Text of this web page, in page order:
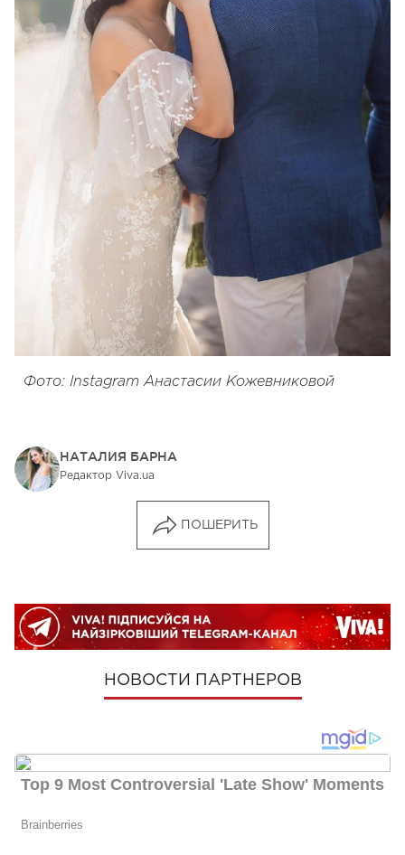
Фото: Instagram Анастасии Кожевниковой
НАТАЛИЯ БАРНА
Редактор Viva.ua
ПОШЕРИТЬ
НОВОСТИ ПАРТНЕРОВ